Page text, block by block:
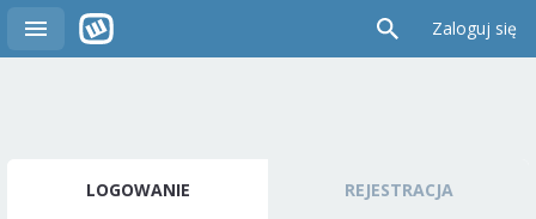
Zaloguj się
LOGOWANIE REJESTRACJA